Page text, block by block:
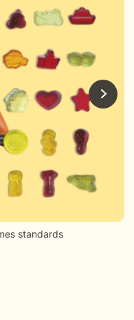
standards